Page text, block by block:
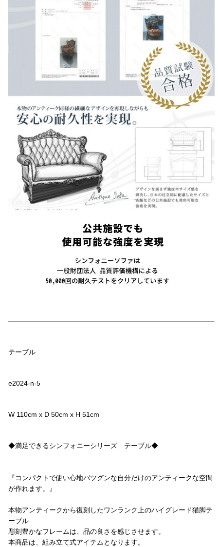
テーブル
e2024-n-5
W 110cm x D 50cm x H 51cm
◆満足できるシンフォニーシリーズ テーブル◆
『コンパクトで使い心地バツグンな自分だけのアンティークな空間
が作れます。』
本物アンティークから復刻したワンランク上のハイグレード猫脚テ
ーブル
彫刻豊かなフレームは、品の良さを感じさせます。
本商品は、組み立て式アイテムとなります。